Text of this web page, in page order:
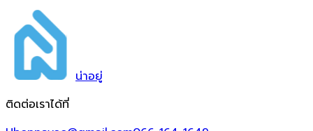
น่าอยู่
ติดต่อเราได้ที่